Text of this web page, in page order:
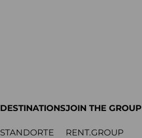
DESTINATIONS
STANDORTE
JOIN THE GROUP
RENT.GROUP